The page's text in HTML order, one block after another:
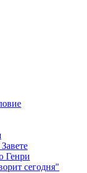
Генри
сегодня"